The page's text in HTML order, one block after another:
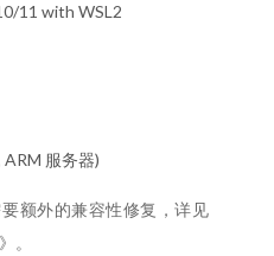
11 with WSL2
服务器)
额外的兼容性修复，详见
》。